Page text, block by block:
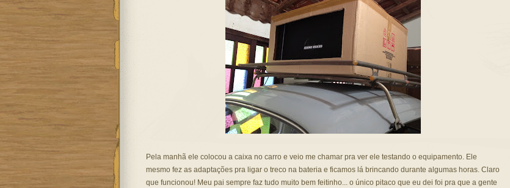
Pela manhã ele colocou a caixa no carro e veio me chamar pra ver ele testando o equipamento. Ele
mesmo fez as adaptações pra ligar o treco na bateria e ficamos lá brincando durante algumas horas. Claro
que funcionou! Meu pai sempre faz tudo muito bem feitinho... o único pitaco que eu dei foi pra que a gente